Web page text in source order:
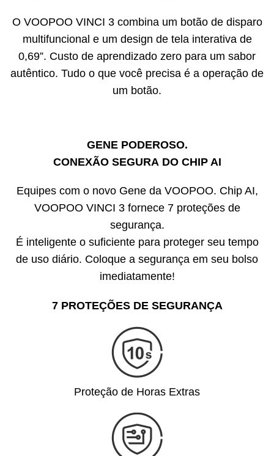
O VOOPOO VINCI 3 combina um botão de disparo
multifuncional e um design de tela interativa de
0,69”. Custo de aprendizado zero para um sabor
autêntico. Tudo o que você precisa é a operação de
um botão.
GENE PODEROSO.
CONEXÃO SEGURA DO CHIP AI
Equipes com o novo Gene da VOOPOO. Chip AI,
VOOPOO VINCI 3 fornece 7 proteções de
segurança.
É inteligente o suficiente para proteger seu tempo
de uso diário. Coloque a segurança em seu bolso
imediatamente!
7 PROTEÇÕES DE SEGURANÇA
Proteção de Horas Extras